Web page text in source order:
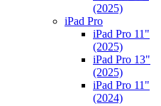
(2025)
iPad Pro
iPad Pro 11"
(2025)
iPad Pro 13"
(2025)
iPad Pro 11"
(2024)